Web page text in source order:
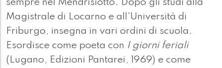
sempre nel Mendrisiotto. Dopo gli studi alla
Magistrale di Locarno e all'Università di
Friburgo, insegna in vari ordini di scuola.
Esordisce come poeta con I giorni feriali
(Lugano, Edizioni Pantarei, 1969) e come